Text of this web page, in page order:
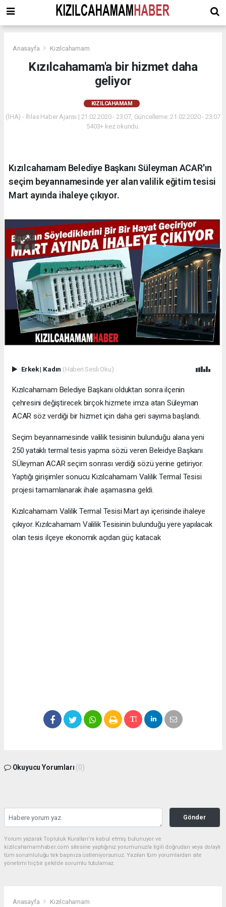
Anasayfa Kızılcahamam
Kızılcahamam'a bir hizmet daha
geliyor
KIZILCAHAMAM
(İHA) - İhlas Haber Ajansı | 21.02.2020 - 23:07, Güncelleme: 21.02.2020 - 23:07
5403+ kez okundu.
Kızılcahamam Belediye Başkanı Süleyman ACAR'ın
seçim beyannamesinde yer alan valilik eğitim tesisi
Mart ayında ihaleye çıkıyor.
Erkek| Kadın (Haberi Sesli Oku)
Kızılcahamam Belediye Başkanı olduktan sonra ilçenin
çehresini değiştirecek birçok hizmete imza atan Süleyman
ACAR söz verdiği bir hizmet için daha geri sayıma başlandı.
Seçim beyannamesinde valilik tesisinin bulunduğu alana yeni
250 yataklı termal tesis yapma sözü veren Beleidye Başkanı
SÜleyman ACAR seçim sonrası verdiği sözü yerine getiriyor.
Yaptığı girişimler sonucu Kızılcahamam Valilik Termal Tesisi
projesi tamamlanarak ihale aşamasına geldi.
Kızılcahamam Valilik Termal Tesisi Mart ayı içerisinde ihaleye
çıkıyor. Kızılcahamam Valilik Tesisinin bulunduğu yere yapılacak
olan tesis ilçeye ekonomik açıdan güç katacak
Okuyucu Yorumları (0)
Gönder
Yorum yazarak Topluluk Kuralları’nı kabul etmiş bulunuyor ve
kizilcahamamhaber.com sitesine yaptığınız yorumunuzla ilgili doğrudan veya dolaylı
tüm sorumluluğu tek başınıza üstleniyorsunuz. Yazılan tüm yorumlardan site
yönetimi hiçbir şekilde sorumlu tutulamaz.
Anasayfa Kızılcahamam